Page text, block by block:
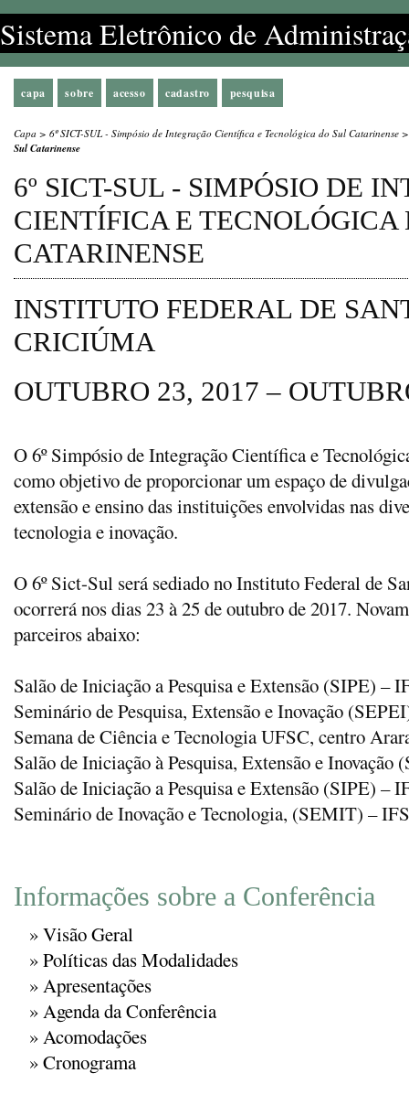
Sistema Eletrônico de
capa sobre acesso cadastro pesquisa
Capa > 6º SICT-SUL - Simpósio de Integração Científica e Tecnológica do Sul Catarinense
Sul Catarinense
6º SICT-SUL - SIMPÓSIO DE
CIENTÍFICA E TECNOLÓGICA
CATARINENSE
INSTITUTO FEDERAL DE
CRICIÚMA
OUTUBRO 23, 2017 –
O 6º Simpósio de Integração Científica e
como objetivo de proporcionar um espaço de
extensão e ensino das instituições envolvidas nas
tecnologia e inovação.
O 6º Sict-Sul será sediado no Instituto Federal de
ocorrerá nos dias 23 à 25 de outubro de 2017.
parceiros abaixo:
Salão de Iniciação a Pesquisa e Extensão (SIPE) –
Seminário de Pesquisa, Extensão e Inovação
Semana de Ciência e Tecnologia UFSC, centro
Salão de Iniciação à Pesquisa, Extensão e
Salão de Iniciação a Pesquisa e Extensão (SIPE) –
Seminário de Inovação e Tecnologia, (SEMIT) –
Informações sobre a Conferência
»Visão Geral
»Políticas das Modalidades
»Apresentações
»Agenda da Conferência
»Acomodações
»Cronograma